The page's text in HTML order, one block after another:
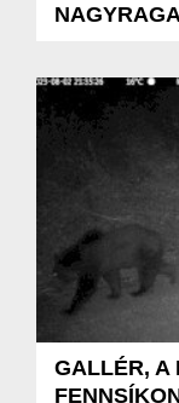
GALLÉR, A